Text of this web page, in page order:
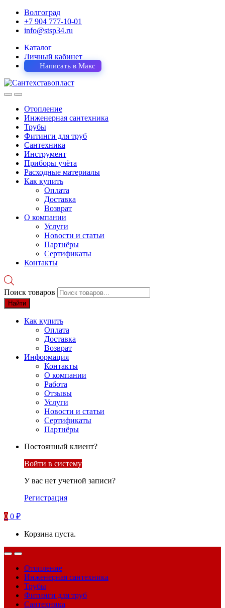
Волгоград
+7 904 777-10-01
info@stsp34.ru
Каталог
Личный кабинет
Написать в Макс
Отопление
Инженерная сантехника
Трубы
Фитинги для труб
Сантехника
Инструмент
Приборы учёта
Расходные материалы
Как купить
Оплата
Доставка
Возврат
О компании
Услуги
Новости и статьи
Партнёры
Сертификаты
Контакты
Поиск товаров
Найти
Как купить
Оплата
Доставка
Возврат
Информация
Контакты
О компании
Работа
Отзывы
Услуги
Новости и статьи
Сертификаты
Партнёры
Постоянный клиент?
Войти в систему
У вас нет учетной записи?
Регистрация
0 0 ₽
Корзина пуста.
Отопление
Инженерная сантехника
Трубы
Фитинги для труб
Сантехника